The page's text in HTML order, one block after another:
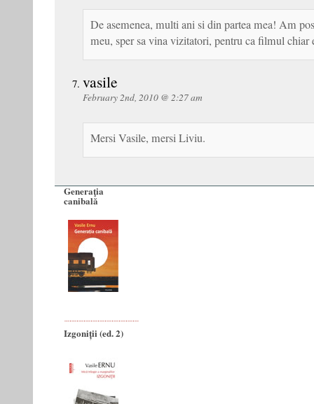
De asemenea, multi ani si din partea mea! Am
meu, sper sa vina vizitatori, pentru ca filmul chiar
vasile
February 2nd, 2010 @ 2:27 am
Mersi Vasile, mersi Liviu.
Generaţia
canibală
Izgoniții (ed. 2)